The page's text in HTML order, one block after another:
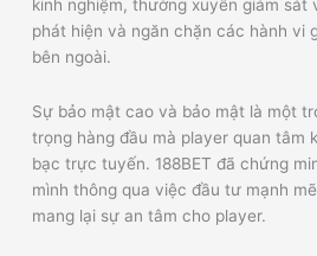
kinh nghiệm, thường xuyên giám sát
phát hiện và ngăn chặn các hành vi
bên ngoài.
Sự bảo mật cao và bảo mật là một
trọng hàng đầu mà player quan tâm
bạc trực tuyến. 188BET đã chứng
mình thông qua việc đầu tư mạnh
mang lại sự an tâm cho player.